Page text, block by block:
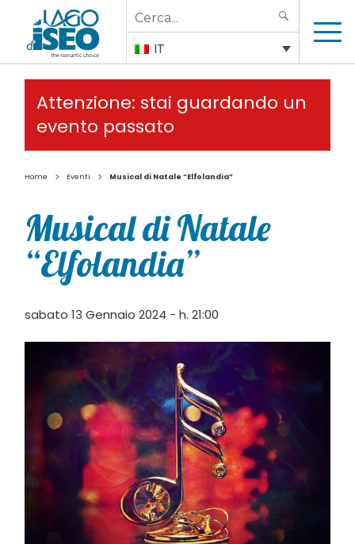
Search
for:
IT
Attenzione: stai guardando un
evento passato
Home > Eventi > Musical di Natale “Elfolandia”
Musical di Natale
“Elfolandia”
sabato 13 Gennaio 2024 - h. 21:00